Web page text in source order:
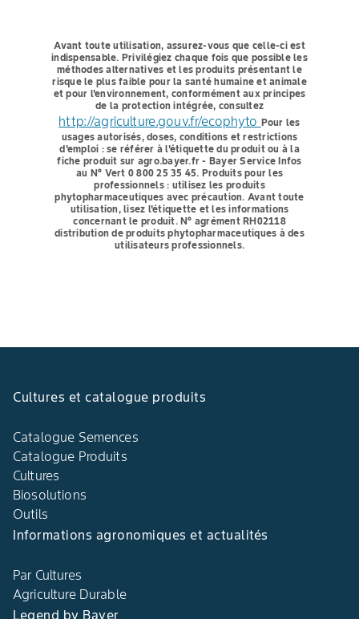
Avant toute utilisation, assurez-vous que celle-ci est
indispensable. Privilégiez chaque fois que possible les
méthodes alternatives et les produits présentant le
risque le plus faible pour la santé humaine et animale
et pour l'environnement, conformément aux principes
de la protection intégrée, consultez
http://agriculture.gouv.fr/ecophyto Pour les
usages autorisés, doses, conditions et restrictions
d'emploi : se référer à l'étiquette du produit ou à la
fiche produit sur agro.bayer.fr - Bayer Service Infos
au N° Vert 0 800 25 35 45. Produits pour les
professionnels : utilisez les produits
phytopharmaceutiques avec précaution. Avant toute
utilisation, lisez l'étiquette et les informations
concernant le produit. N° agrément RH02118
distribution de produits phytopharmaceutiques à des
utilisateurs professionnels.
Cultures et catalogue produits
Catalogue Semences
Catalogue Produits
Cultures
Biosolutions
Outils
Informations agronomiques et actualités
Par Cultures
Agriculture Durable
Legend by Bayer